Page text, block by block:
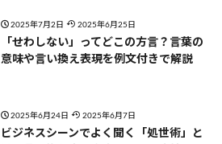
2025年7月2日 2025年6月25日
「せわしない」ってどこの方言？言葉の
意味や言い換え表現を例文付きで解説
2025年6月24日 2025年6月7日
ビジネスシーンでよく聞く「処世術」と